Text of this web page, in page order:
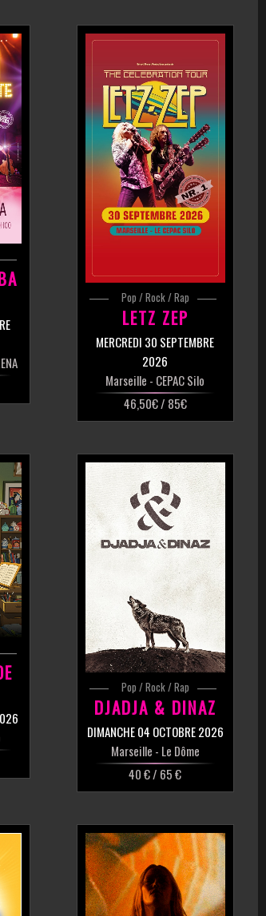
Pop / Rock / Rap
LETZ ZEP
MERCREDI 30 SEPTEMBRE
2026
Marseille - CEPAC Silo
46,50€ / 85€
Pop / Rock / Rap
DJADJA & DINAZ
DIMANCHE 04 OCTOBRE 2026
Marseille - Le Dôme
40 € / 65 €